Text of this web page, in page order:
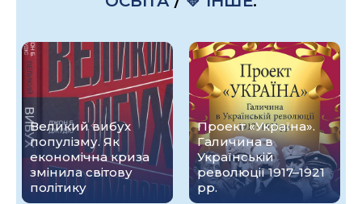
Великий вибух
популізму. Як
економічна криза
змінила світову
політику
Проект «Україна».
Галичина в
Українській
революції 1917–1921
рр.